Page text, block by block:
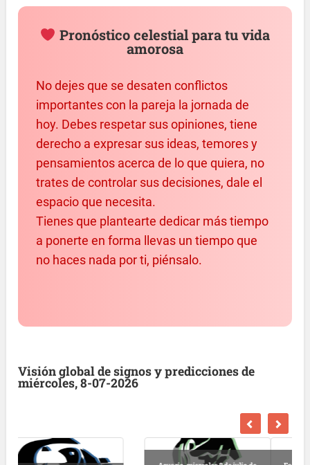
Pronóstico celestial para tu vida
amorosa
No dejes que se desaten conflictos
importantes con la pareja la jornada de
hoy. Debes respetar sus opiniones, tiene
derecho a expresar sus ideas, temores y
pensamientos acerca de lo que quiera, no
trates de controlar sus decisiones, dale el
espacio que necesita.
Tienes que plantearte dedicar más tiempo
a ponerte en forma llevas un tiempo que
no haces nada por ti, piénsalo.
Visión global de signos y predicciones de
miércoles, 8-07-2026